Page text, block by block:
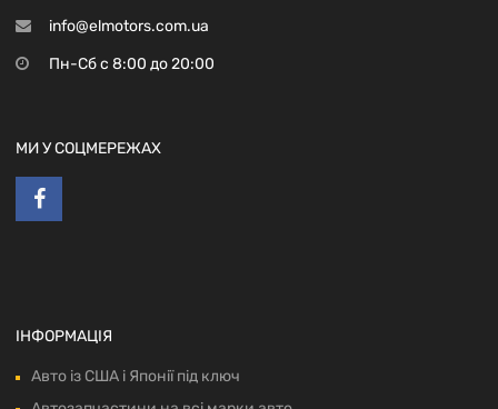
info@elmotors.com.ua
Пн-Сб с 8:00 до 20:00
МИ У СОЦМЕРЕЖАХ
ІНФОРМАЦІЯ
Авто із США і Японії під ключ